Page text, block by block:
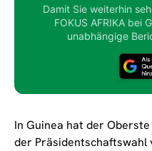
Damit Sie weiterhin
FOKUS AFRIKA bei
unabhängige
In Guinea hat der
der Präsidentschaftswahl